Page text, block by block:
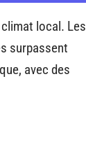
local. Les
surpassent
avec des